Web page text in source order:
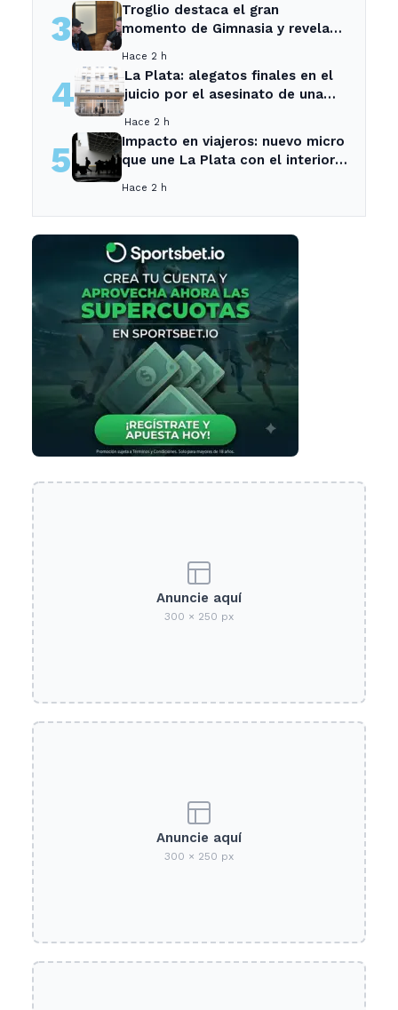
3
Troglio destaca el gran
momento de Gimnasia y revela
Hace 2 h
4
La Plata: alegatos finales en el
juicio por el asesinato de una
Hace 2 h
5
Impacto en viajeros: nuevo micro
que une La Plata con el interior
Hace 2 h
Anuncie aquí
300 × 250 px
Anuncie aquí
300 × 250 px